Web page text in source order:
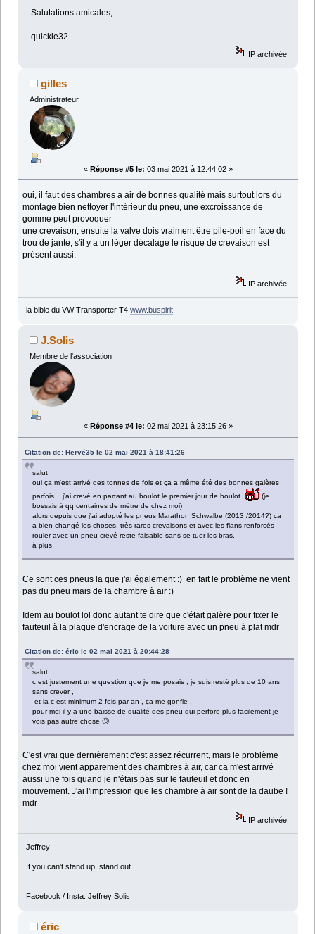
Salutations amicales,
quickie32
IP archivée
gilles
Administrateur
« Réponse #5 le: 03 mai 2021 à 12:44:02 »
oui, il faut des chambres a air de bonnes qualité mais surtout lors du
montage bien nettoyer l'intérieur du pneu, une excroissance de
gomme peut provoquer
une crevaison, ensuite la valve dois vraiment être pile-poil en face du
trou de jante, s'il y a un léger décalage le risque de crevaison est
présent aussi.
IP archivée
la bible du VW Transporter T4 www.buspirit.
J.Solis
Membre de l'association
« Réponse #4 le: 02 mai 2021 à 23:15:26 »
Citation de: Hervé35 le 02 mai 2021 à 18:41:26
salut
oui ça m'est arrivé des tonnes de fois et ça a même été des bonnes galères
parfois... j'ai crevé en partant au boulot le premier jour de boulot
(je
bossais à qq centaines de mètre de chez moi)
alors depuis que j'ai adopté les pneus Marathon Schwalbe (2013 /2014?) ça
a bien changé les choses, très rares crevaisons et avec les flans renforcés
rouler avec un pneu crevé reste faisable sans se tuer les bras.
à plus
Ce sont ces pneus la que j'ai également :) en fait le problème ne vient
pas du pneu mais de la chambre à air :)
Idem au boulot lol donc autant te dire que c'était galère pour fixer le
fauteuil à la plaque d'encrage de la voiture avec un pneu à plat mdr
Citation de: éric le 02 mai 2021 à 20:44:28
salut
c est justement une question que je me posais , je suis resté plus de 10 ans
sans crever ,
et la c est minimum 2 fois par an , ça me gonfle ,
pour moi il y a une baisse de qualité des pneu qui perfore plus facilement je
vois pas autre chose 🙄
C'est vrai que dernièrement c'est assez récurrent, mais le problème
chez moi vient apparement des chambres à air, car ca m'est arrivé
aussi une fois quand je n'étais pas sur le fauteuil et donc en
mouvement. J'ai l'impression que les chambre à air sont de la daube !
mdr
IP archivée
Jeffrey
If you can't stand up, stand out !
Facebook / Insta: Jeffrey Solis
éric